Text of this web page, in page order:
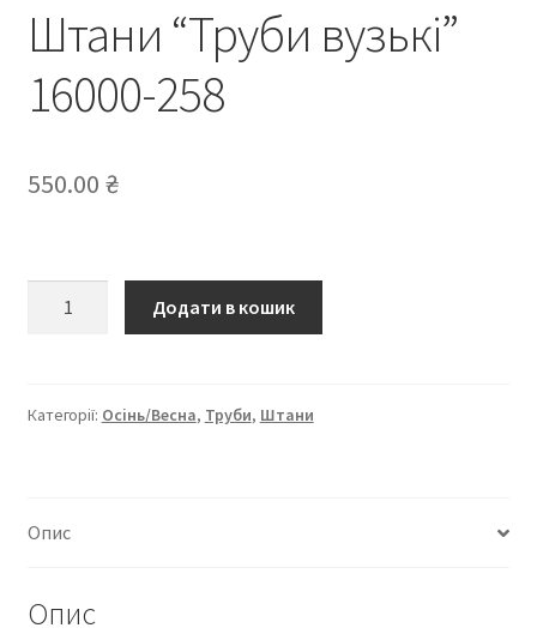
Штани “Труби вузькі”
16000-258
550.00 ₴
258
Додати в кошик
Категорії: Осінь/Весна, Труби, Штани
Опис
Опис